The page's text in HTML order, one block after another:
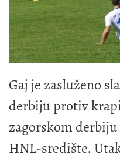
Gaj je zasluženo
derbiju protiv
zagorskom
HNL-središte.